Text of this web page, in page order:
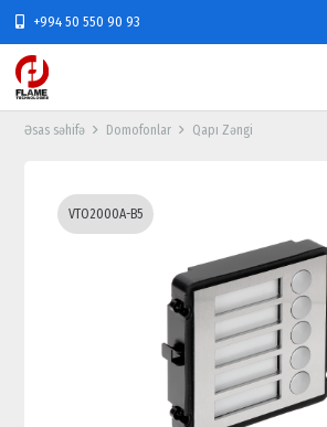
+994 50 550 90 93
Əsas səhifə Domofonlar Qapı Zəngi
VTO2000A-B5